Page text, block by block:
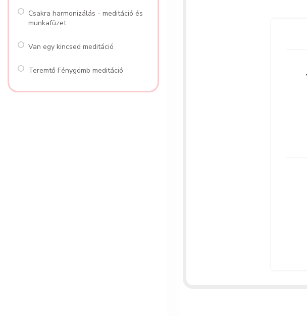
Csakra harmonizálás - meditáció és
munkafüzet
Van egy kincsed meditáció
Teremtő Fénygömb meditáció